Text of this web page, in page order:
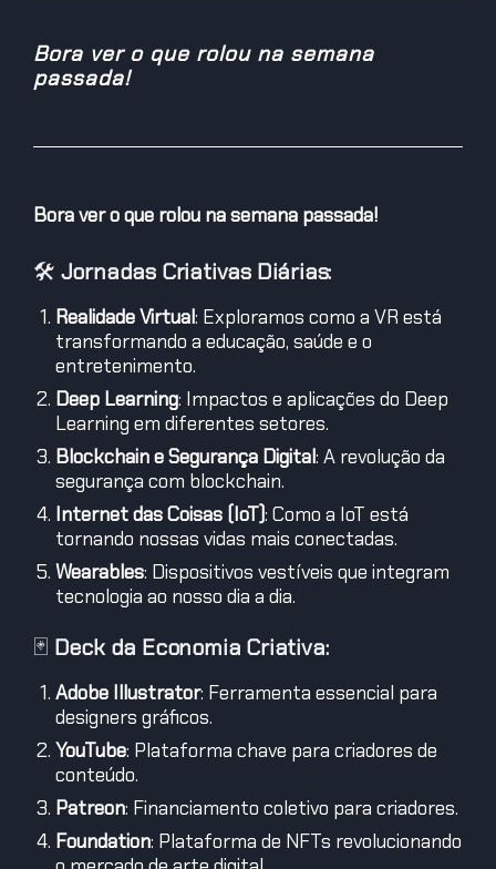
Bora ver o que rolou na semana
passada!
Bora ver o que rolou na semana passada!
🛠️ Jornadas Criativas Diárias:
Realidade Virtual: Exploramos como a VR está
transformando a educação, saúde e o
entretenimento.
Deep Learning: Impactos e aplicações do Deep
Learning em diferentes setores.
Blockchain e Segurança Digital: A revolução da
segurança com blockchain.
Internet das Coisas (IoT): Como a IoT está
tornando nossas vidas mais conectadas.
Wearables: Dispositivos vestíveis que integram
tecnologia ao nosso dia a dia.
🃏 Deck da Economia Criativa:
Adobe Illustrator: Ferramenta essencial para
designers gráficos.
YouTube: Plataforma chave para criadores de
conteúdo.
Patreon: Financiamento coletivo para criadores.
Foundation: Plataforma de NFTs revolucionando